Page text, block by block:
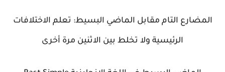
المضارع التام مقابل الماضي البسيط: تعلم الاختلافات
الرئيسية ولا تخلط بين الاثنين مرة أخرى